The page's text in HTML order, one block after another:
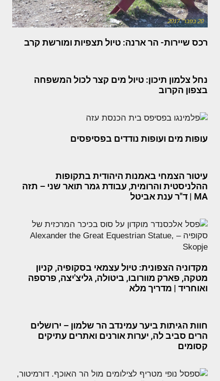
רכס שיירות- הר ארנה: טיול תצפיות ומורשת קרב
נחל צלמון תיכון: טיול מים קצר לכול המשפחה
בצפון הקרוב
עופות מים ועופות נודדים בפסיפסים
עיטור הצמחי באמנות היהודית בתקופות
ההלניסטית והרומית, עבודת גמר תואר שני – תזה
MA | ד"ר ענת אביטל
מקדוניה הצפונית: טיול עצמאי בסקופיה, קניון
מטקה, פארק מוורובו, ביטולה, גליצ'יצה, פרספה
ואוחריד | מדריך מלא
חוות הגיתות ביער עמינדב הר שלמון – ירושלים
הרים סביב לה, יערות אורנים ואתרים עתיקים
קסומים